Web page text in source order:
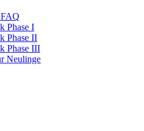
Phase I
Phase II
Phase III
Neulinge